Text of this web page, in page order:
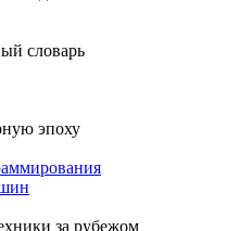
словарь
эпоху
за рубежом